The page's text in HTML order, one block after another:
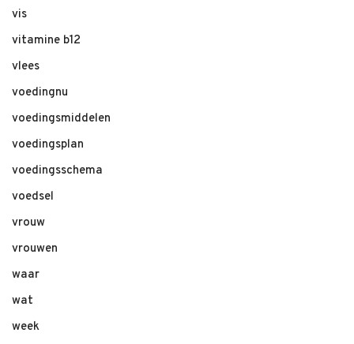
vis
vitamine b12
vlees
voedingnu
voedingsmiddelen
voedingsplan
voedingsschema
voedsel
vrouw
vrouwen
waar
wat
week